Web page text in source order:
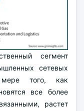
сегмент
сетевых
того, как
все более
растет